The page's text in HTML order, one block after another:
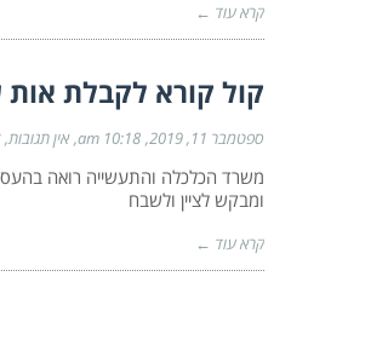
קרא עוד ←
קול קורא לקבלת
ספטמבר 11, 2019 10:18 am אין תגובות
משרד הכלכלה והתעשייה רואה
ומבקש לציין ולשבח
קרא עוד ←